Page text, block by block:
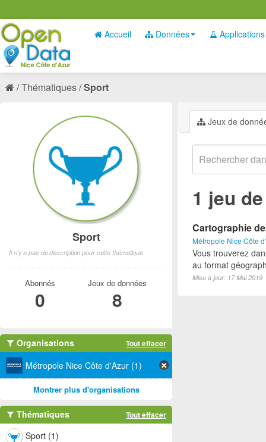
Accueil Données Applications
Thématiques Sport
Jeux de
1 jeu
Cartographie
Métropole Nice Côte
Vous trouverez
au format
Mise à jour: 17 Mai 2019
Sport
Il n'y a pas de description pour cette thématique
Abonnés
0
Jeux de données
8
Organisations Tout effacer
Métropole Nice Côte d'Azur (1)
Montrer plus d'organisations
Thématiques Tout effacer
Sport (1)